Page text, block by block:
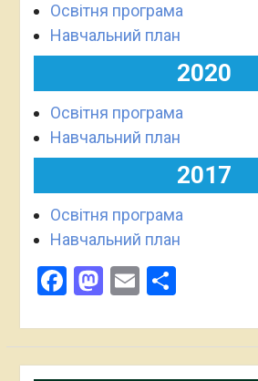
Освітня програма
Навчальний план
2020
Освітня програма
Навчальний план
2017
Освітня програма
Навчальний план
Facebook
Mastodon
Email